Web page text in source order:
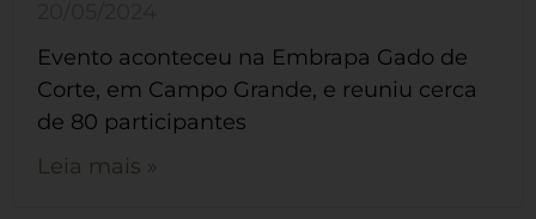
Evento aconteceu na Embrapa Gado de
Corte, em Campo Grande, e reuniu cerca
de 80 participantes
Leia mais »